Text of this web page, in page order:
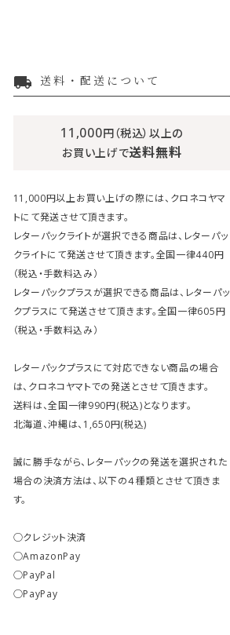
local_shipping 送料・配送について
11,000円（税込）以上の
お買い上げで送料無料
11,000円以上お買い上げの際には、クロネコヤマ
トにて発送させて頂きます。
レターパックライトが選択できる商品は、レターパッ
クライトにて発送させて頂きます。全国一律440円
（税込・手数料込み）
レターパックプラスが選択できる商品は、レターパッ
クプラスにて発送させて頂きます。全国一律605円
（税込・手数料込み）
レターパックプラスにて対応できない商品の場合
は、クロネコヤマトでの発送とさせて頂きます。
送料は、全国一律990円(税込)となります。
北海道、沖縄は、1,650円(税込)
誠に勝手ながら、レターパックの発送を選択された
場合の決済方法は、以下の４種類とさせて頂きま
す。
○クレジット決済
○AmazonPay
○PayPal
○PayPay